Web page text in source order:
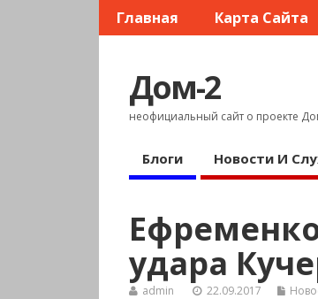
Главная Карта Сайта
Дом-2
неофициальный сайт о проекте
Блоги Новости И
удара
admin 22.09.2017